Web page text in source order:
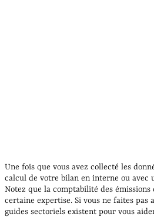
Une fois que vous avez collecté les
calcul de votre bilan en interne ou avec
Notez que la comptabilité des
certaine expertise. Si vous ne faites pas
guides sectoriels existent pour vous